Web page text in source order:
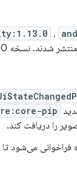
،
منتشر شدند. نسخه 1.13.0 شامل
pip
را دریافت کند.
فراخوانی